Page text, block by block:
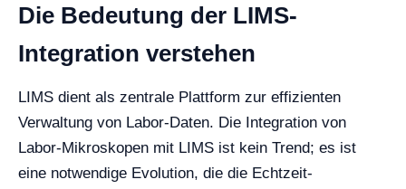
Die Bedeutung der LIMS-
Integration verstehen
LIMS dient als zentrale Plattform zur effizienten
Verwaltung von Labor-Daten. Die Integration von
Labor-Mikroskopen mit LIMS ist kein Trend; es ist
eine notwendige Evolution, die die Echtzeit-